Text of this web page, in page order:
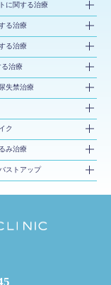
に関する治療
る治療
る治療
る治療
失禁治療
ク
み治療
ストアップ